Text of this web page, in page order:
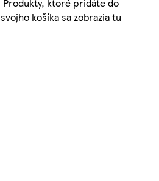
svojho košíka sa zobrazia tu